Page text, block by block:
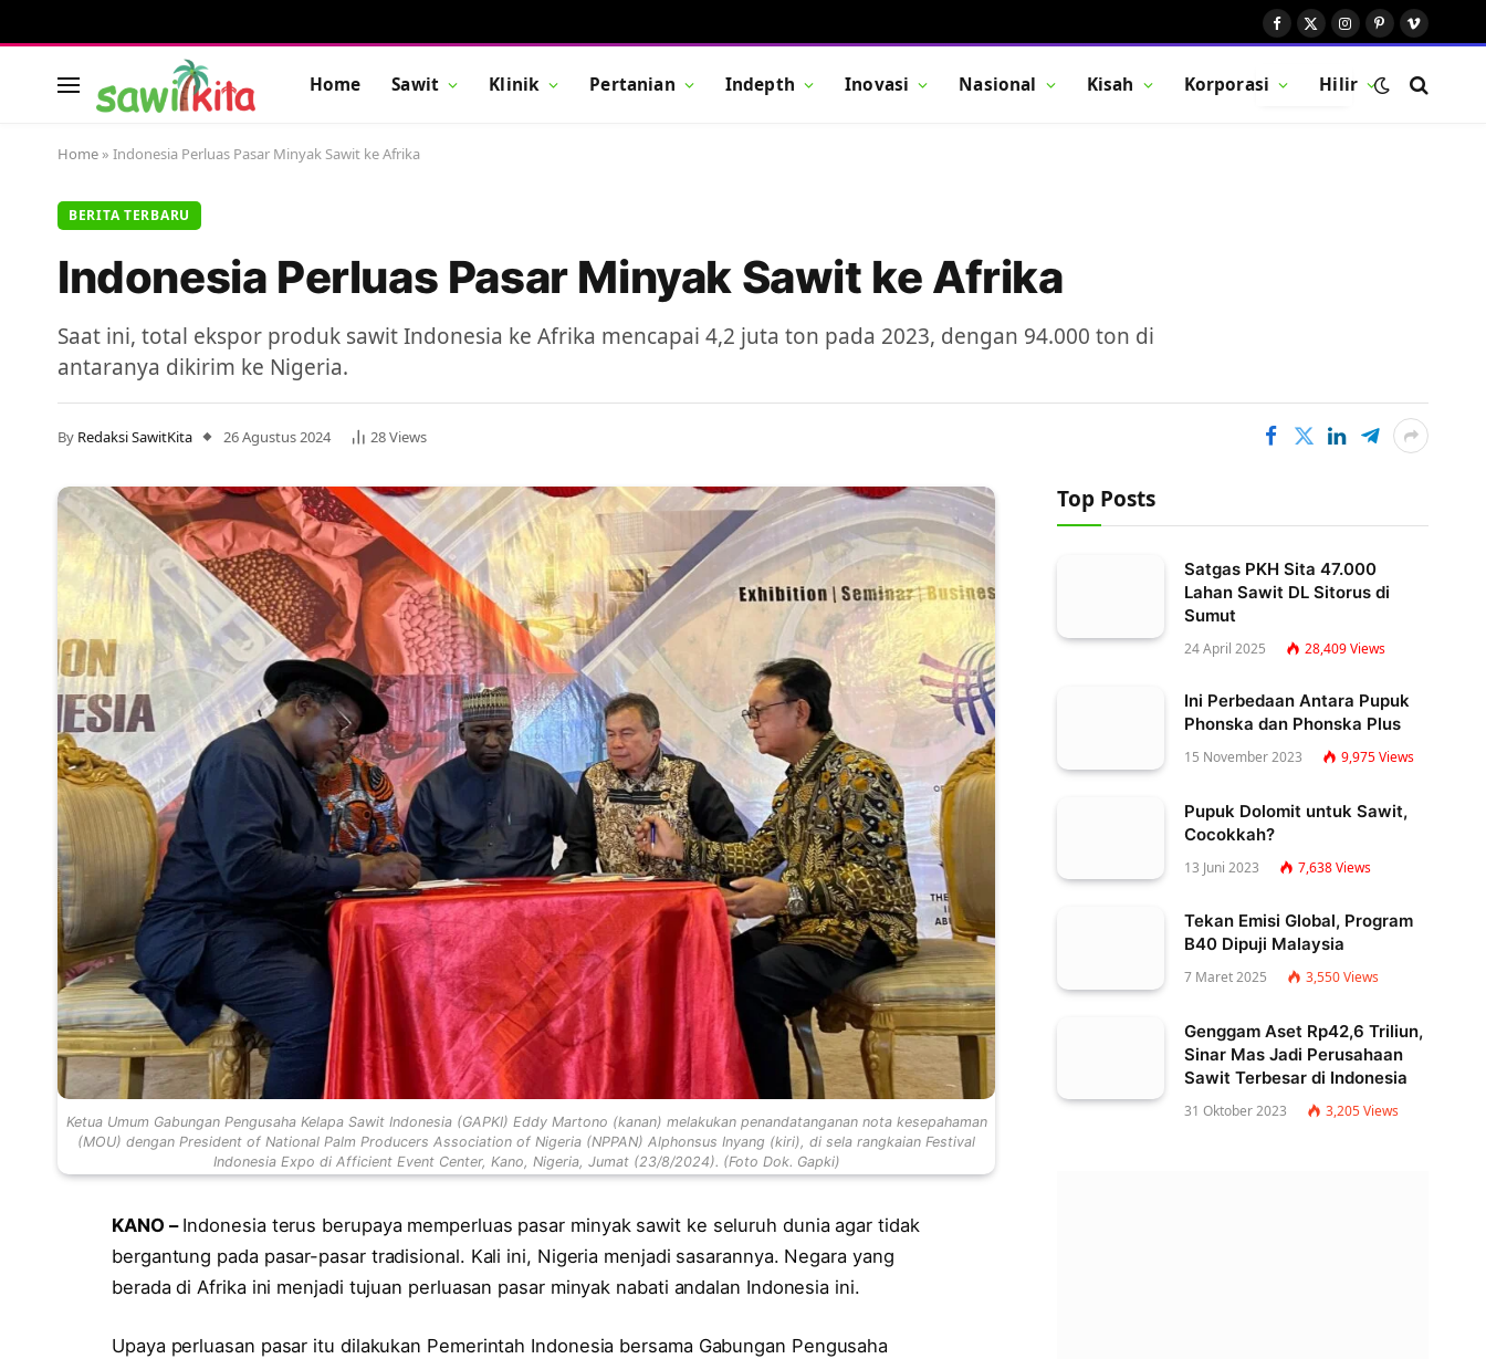
Facebook
X
Instagram
Pinterest
Vimeo
Home Sawit Klinik Pertanian Indepth Inovasi Nasional Kisah Korporasi Hilir
BUTTON
Home » Indonesia Perluas Pasar Minyak Sawit ke Afrika
BERITA TERBARU
Indonesia Perluas Pasar Minyak Sawit ke Afrika
Saat ini, total ekspor produk sawit Indonesia ke Afrika mencapai 4,2 juta ton pada 2023, dengan 94.000 ton di
antaranya dikirim ke Nigeria.
By Redaksi SawitKita 26 Agustus 2024 28Views
Ketua Umum Gabungan Pengusaha Kelapa Sawit Indonesia (GAPKI) Eddy Martono (kanan) melakukan penandatanganan nota kesepahaman
(MOU) dengan President of National Palm Producers Association of Nigeria (NPPAN) Alphonsus Inyang (kiri), di sela rangkaian Festival
Indonesia Expo di Afficient Event Center, Kano, Nigeria, Jumat (23/8/2024). (Foto Dok. Gapki)
KANO –Indonesia terus berupaya memperluas pasar minyak sawit ke seluruh dunia agar tidak
bergantung pada pasar-pasar tradisional. Kali ini, Nigeria menjadi sasarannya. Negara yang
berada di Afrika ini menjadi tujuan perluasan pasar minyak nabati andalan Indonesia ini.
Upaya perluasan pasar itu dilakukan Pemerintah Indonesia bersama Gabungan Pengusaha
Top Posts
Satgas PKH Sita 47.000
Lahan Sawit DL Sitorus di
Sumut
24 April 2025 28,409Views
Ini Perbedaan Antara Pupuk
Phonska dan Phonska Plus
15 November 2023 9,975Views
Pupuk Dolomit untuk Sawit,
Cocokkah?
13 Juni 2023 7,638Views
Tekan Emisi Global, Program
B40 Dipuji Malaysia
7 Maret 2025 3,550Views
Genggam Aset Rp42,6 Triliun,
Sinar Mas Jadi Perusahaan
Sawit Terbesar di Indonesia
31 Oktober 2023 3,205Views